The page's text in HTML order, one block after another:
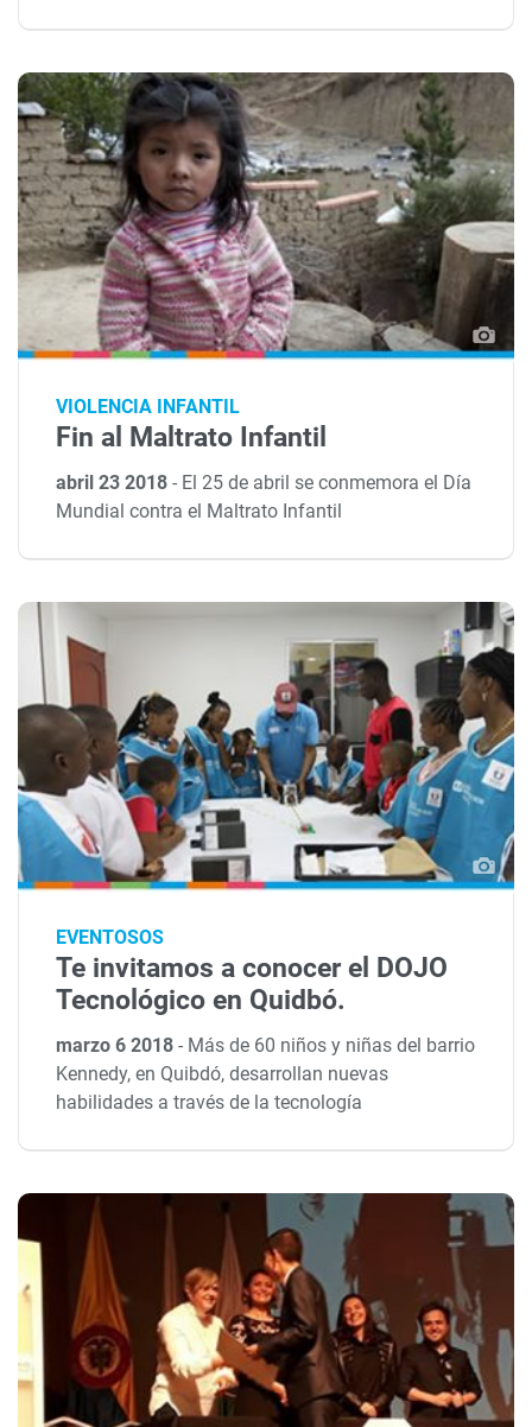
VIOLENCIA INFANTIL
Fin al Maltrato Infantil
abril 23 2018- El 25 de abril se conmemora el Día
Mundial contra el Maltrato Infantil
EVENTOSOS
Te invitamos a conocer el DOJO
Tecnológico en Quidbó.
marzo 6 2018- Más de 60 niños y niñas del barrio
Kennedy, en Quibdó, desarrollan nuevas
habilidades a través de la tecnología